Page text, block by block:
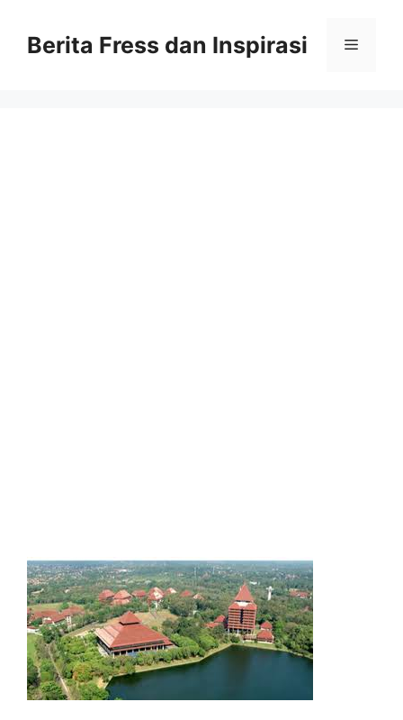
contentBerita Fress dan Inspirasi Menu